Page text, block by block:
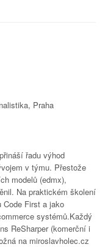
Praha
řadu výhod
v týmu. Přestože
modelů (edmx),
Na praktickém školení
First a jako
systémů.Každý
ReSharper (komerční i
na miroslavholec.cz